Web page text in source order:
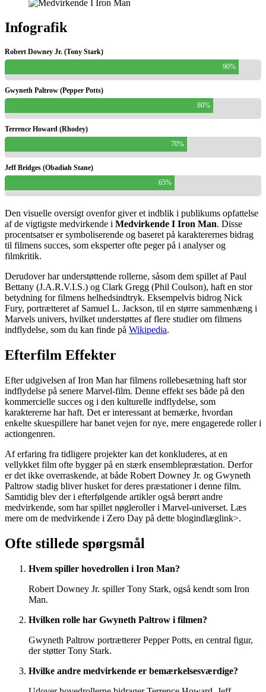
Infografik
Robert Downey Jr. (Tony Stark)
90%
Gwyneth Paltrow (Pepper Potts)
80%
Terrence Howard (Rhodey)
70%
Jeff Bridges (Obadiah Stane)
65%
Den visuelle oversigt ovenfor giver et indblik i publikums opfattelse
af de vigtigste medvirkende i Medvirkende I Iron Man. Disse
procentsatser er symboliserende og baseret på karakterernes bidrag
til filmens succes, som eksperter ofte peger på i analyser og
filmkritik.
Derudover har understøttende rollerne, såsom dem spillet af Paul
Bettany (J.A.R.V.I.S.) og Clark Gregg (Phil Coulson), haft en stor
betydning for filmens helhedsindtryk. Eksempelvis bidrog Nick
Fury, portrætteret af Samuel L. Jackson, til en større sammenhæng i
Marvels univers, hvilket understøttes af flere studier om filmens
indflydelse, som du kan finde på Wikipedia.
Efterfilm Effekter
Efter udgivelsen af Iron Man har filmens rollebesætning haft stor
indflydelse på senere Marvel-film. Denne effekt ses både på den
kommercielle succes og i den kulturelle indflydelse, som
karaktererne har haft. Det er interessant at bemærke, hvordan
enkelte skuespillere har banet vejen for nye, mere engagerede roller i
actiongenren.
Af erfaring fra tidligere projekter kan det konkluderes, at en
vellykket film ofte bygger på en stærk ensemblepræstation. Derfor
er det ikke overraskende, at både Robert Downey Jr. og Gwyneth
Paltrow stadig bliver husket for deres præstationer i denne film.
Samtidig blev der i efterfølgende artikler også berørt andre
medvirkende, som har spillet nøgleroller i Marvel-universet. Læs
mere om de medvirkende i Zero Day på dette blogindlæglink>.
Ofte stillede spørgsmål
Hvem spiller hovedrollen i Iron Man?
Robert Downey Jr. spiller Tony Stark, også kendt som Iron
Man.
Hvilken rolle har Gwyneth Paltrow i filmen?
Gwyneth Paltrow portrætterer Pepper Potts, en central figur,
der støtter Tony Stark.
Hvilke andre medvirkende er bemærkelsesværdige?